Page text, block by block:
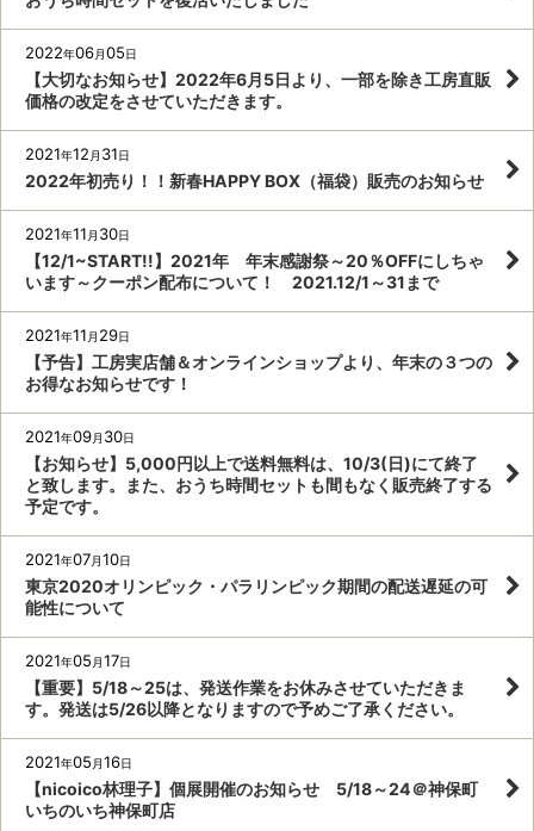
2022年06月05日
【大切なお知らせ】2022年6月5日より、一部を除き工房直販
価格の改定をさせていただきます。
2021年12 月 31日
2022年初売り！！新春HAPPY BOX（福袋）販売のお知らせ
2021年11 月 30日
【12/1~START!!】2021年 年末感謝祭～20％OFFにしちゃ
います～クーポン配布について！ 2021.12/1～31まで
2021年11 月 29日
【予告】工房実店舗＆オンラインショップより、年末の３つの
お得なお知らせです！
2021年09月 30日
【お知らせ】5,000円以上で送料無料は、10/3(日)にて終了
と致します。また、おうち時間セットも間もなく販売終了する
予定です。
2021年07月10日
東京2020オリンピック・パラリンピック期間の配送遅延の可
能性について
2021年05 月17日
【重要】5/18～25は、発送作業をお休みさせていただきま
す。発送は5/26以降となりますので予めご了承ください。
2021年05 月16日
【nicoico林理子】個展開催のお知らせ 5/18～24＠神保町
いちのいち神保町店